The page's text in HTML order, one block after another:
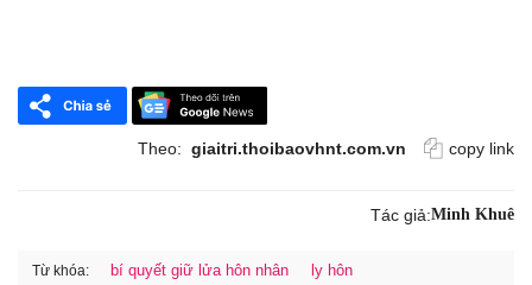
Theo: giaitri.thoibaovhnt.com.vn copy link
Tác giả:Minh Khuê
Từ khóa: bí quyết giữ lửa hôn nhân ly hôn